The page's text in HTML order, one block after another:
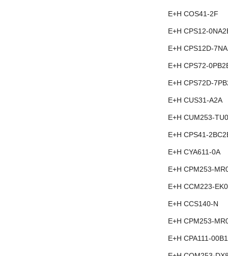
E+H COS41-2F
E+H CPS12-
E+H CPS12D-
E+H CPS72-
E+H CPS72D-
E+H CUS31-A2A
E+H CUM253-
E+H CPS41-
E+H CYA611-0A
E+H CPM253-
E+H CCM223-
E+H CCS140-N
E+H CPM253-
E+H CPA111-00B1